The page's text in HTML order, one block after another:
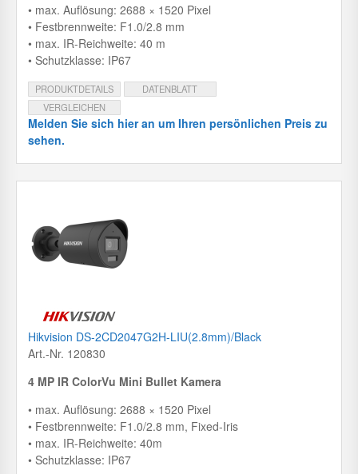
• max. Auflösung: 2688 × 1520 Pixel
• Festbrennweite: F1.0/2.8 mm
• max. IR-Reichweite: 40 m
• Schutzklasse: IP67
PRODUKTDETAILS
DATENBLATT
VERGLEICHEN
Melden Sie sich hier an um Ihren persönlichen Preis zu
sehen.
Hikvision DS-2CD2047G2H-LIU(2.8mm)/Black
Art.-Nr. 120830
4 MP IR ColorVu Mini Bullet Kamera
• max. Auflösung: 2688 × 1520 Pixel
• Festbrennweite: F1.0/2.8 mm, Fixed-Iris
• max. IR-Reichweite: 40m
• Schutzklasse: IP67